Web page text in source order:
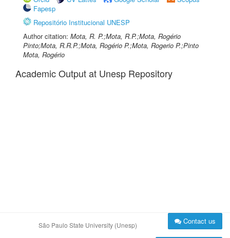
Fapesp
Repositório Institucional UNESP
Author citation: Mota, R. P.;Mota, R.P.;Mota, Rogério
Pinto;Mota, R.R.P.;Mota, Rogério P.;Mota, Rogerio P.;Pinto
Mota, Rogério
Academic Output at Unesp Repository
São Paulo State University (Unesp) Contact us